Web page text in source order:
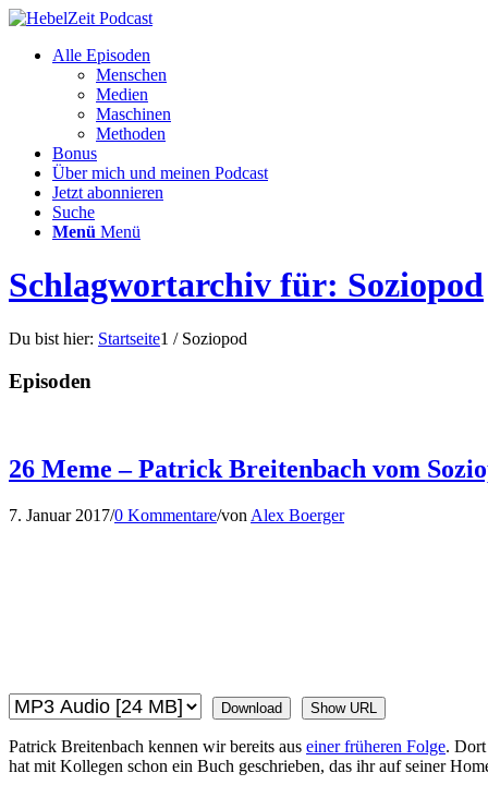
Alle Episoden
Menschen
Medien
Maschinen
Methoden
Bonus
Über mich und meinen Podcast
Jetzt abonnieren
Suche
Menü Menü
Schlagwortarchiv für: Soziopod
Du bist hier: Startseite1 / Soziopod
Episoden
26 Meme – Patrick Breitenbach vom
7. Januar 2017/0 Kommentare/von Alex Boerger
Download Show URL
Patrick Breitenbach kennen wir bereits aus einer früheren Folge. Dort
hat mit Kollegen schon ein Buch geschrieben, das ihr auf seiner